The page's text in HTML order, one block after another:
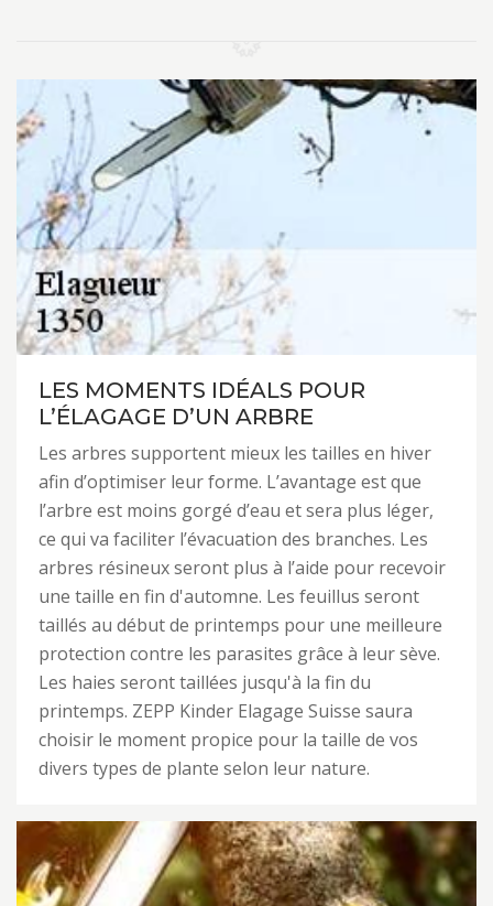
LES MOMENTS IDÉALS POUR
L’ÉLAGAGE D’UN ARBRE
Les arbres supportent mieux les tailles en hiver
afin d’optimiser leur forme. L’avantage est que
l’arbre est moins gorgé d’eau et sera plus léger,
ce qui va faciliter l’évacuation des branches. Les
arbres résineux seront plus à l’aide pour recevoir
une taille en fin d'automne. Les feuillus seront
taillés au début de printemps pour une meilleure
protection contre les parasites grâce à leur sève.
Les haies seront taillées jusqu'à la fin du
printemps. ZEPP Kinder Elagage Suisse saura
choisir le moment propice pour la taille de vos
divers types de plante selon leur nature.